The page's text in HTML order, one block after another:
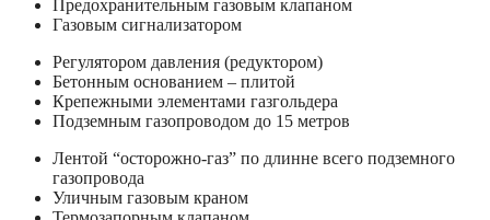
Предохранительным газовым клапаном
Газовым сигнализатором
Регулятором давления (редуктором)
Бетонным основанием – плитой
Крепежными элементами газгольдера
Подземным газопроводом до 15 метров
Лентой “осторожно-газ” по длинне всего подземного
газопровода
Уличным газовым краном